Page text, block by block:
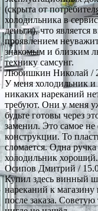
(скрыта от
холодильника в
деньги), что является
проявлением
знакомым и близким
технику самсунг.
Любишкин Николай /
У меня холодильник
никаких нареканий
требуют. Они у меня
будьте готовы через
заменил. Это самое не
конструкции. То
сломается. Одна
холодильник хороший.
Осипов Дмитрий/
Купил здесь винный
нареканий к
после заказа.